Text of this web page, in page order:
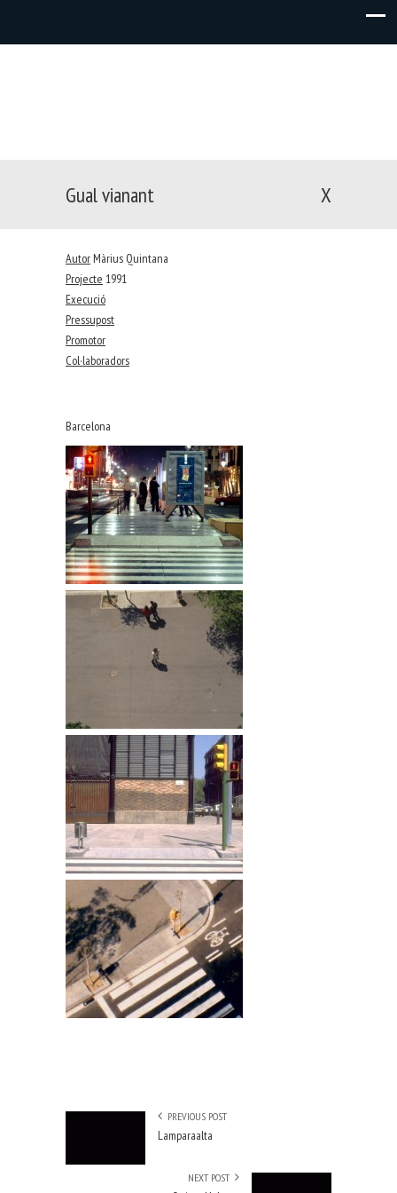
Gual vianant X
Autor Màrius Quintana
Projecte 1991
Execució
Pressupost
Promotor
Col·laboradors
Barcelona
PREVIOUS POST
Lamparaalta
NEXT POST